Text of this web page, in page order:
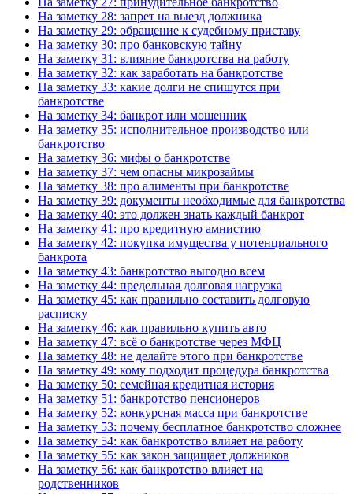
На заметку 28: запрет на выезд должника
На заметку 29: обращение к судебному приставу
На заметку 30: про банковскую тайну
На заметку 31: влияние банкротства на работу
На заметку 32: как заработать на банкротстве
На заметку 33: какие долги не спишутся при
банкротстве
На заметку 34: банкрот или мошенник
На заметку 35: исполнительное производство или
банкротство
На заметку 36: мифы о банкротстве
На заметку 37: чем опасны микрозаймы
На заметку 38: про алименты при банкротстве
На заметку 39: документы необходимые для банкротства
На заметку 40: это должен знать каждый банкрот
На заметку 41: про кредитную амнистию
На заметку 42: покупка имущества у потенциального
банкрота
На заметку 43: банкротство выгодно всем
На заметку 44: предельная долговая нагрузка
На заметку 45: как правильно составить долговую
расписку
На заметку 46: как правильно купить авто
На заметку 47: всё о банкротстве через МФЦ
На заметку 48: не делайте этого при банкротстве
На заметку 49: кому подходит процедура банкротства
На заметку 50: семейная кредитная история
На заметку 51: банкротство пенсионеров
На заметку 52: конкурсная масса при банкротстве
На заметку 53: почему бесплатное банкротство сложнее
На заметку 54: как банкротство влияет на работу
На заметку 55: как закон защищает должников
На заметку 56: как банкротство влияет на
родственников